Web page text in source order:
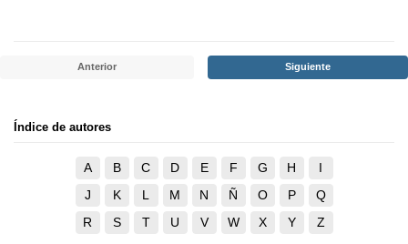
Anterior Siguiente
Índice de autores
A B C D E F G H
I
J
K L M N Ñ O P
Q
R
S T U V W X Y Z